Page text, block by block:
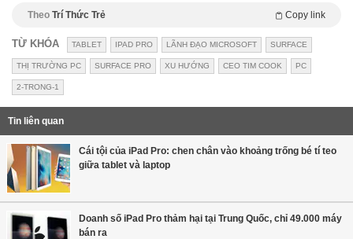
Theo Trí Thức Trẻ Copy link
TỪ KHÓA TABLET IPAD PRO LÃNH ĐẠO MICROSOFT SURFACE
THỊ TRƯỜNG PC SURFACE PRO XU HƯỚNG CEO TIM COOK PC
2-TRONG-1
Tin liên quan
Cái tội của iPad Pro: chen chân vào khoảng trống bé tí teo
giữa tablet và laptop
Doanh số iPad Pro thảm hại tại Trung Quốc, chỉ 49.000 máy
bán ra